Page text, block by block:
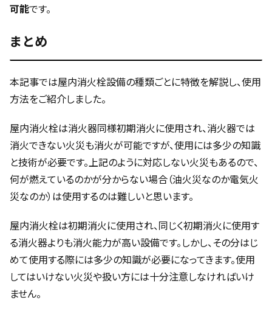
可能です。
まとめ
本記事では屋内消火栓設備の種類ごとに特徴を解説し、使用
方法をご紹介しました。
屋内消火栓は消火器同様初期消火に使用され、消火器では
消火できない火災も消火が可能ですが、使用には多少の知識
と技術が必要です。上記のように対応しない火災もあるので、
何が燃えているのかが分からない場合（油火災なのか電気火
災なのか）は使用するのは難しいと思います。
屋内消火栓は初期消火に使用され、同じく初期消火に使用す
る消火器よりも消火能力が高い設備です。しかし、その分はじ
めて使用する際には多少の知識が必要になってきます。使用
してはいけない火災や扱い方には十分注意しなければいけ
ません。